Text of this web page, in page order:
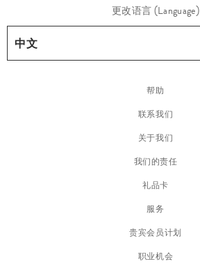
更改语言 (Language)
帮助
联系我们
关于我们
我们的责任
礼品卡
服务
贵宾会员计划
职业机会